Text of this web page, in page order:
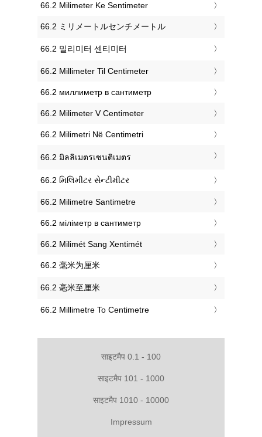
‎66.2 Milimeter Ke Sentimeter
‎66.2 ミリメートルセンチメートル
‎66.2 밀리미터 센티미터
‎66.2 Millimeter Til Centimeter
‎66.2 миллиметр в сантиметр
‎66.2 Milimeter V Centimeter
‎66.2 Milimetri Në Centimetri
‎66.2 มิลลิเมตรเซนติเมตร
‎66.2 મિલિમીટર સેન્ટીમીટર
‎66.2 Milimetre Santimetre
‎66.2 міліметр в сантиметр
‎66.2 Milimét Sang Xentimét
‎66.2 毫米为厘米
‎66.2 毫米至厘米
‎66.2 Millimetre To Centimetre
साइटमैप 0.1 - 100
साइटमैप 101 - 1000
साइटमैप 1010 - 10000
Impressum